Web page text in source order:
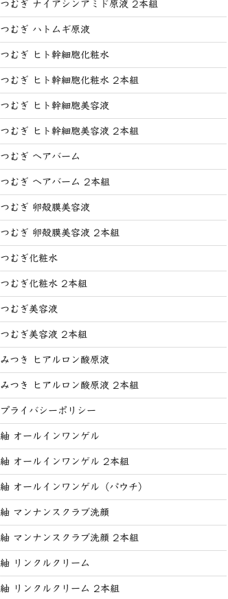
つむぎ ナイアシンアミド原液 2本組
つむぎ ハトムギ原液
つむぎ ヒト幹細胞化粧水
つむぎ ヒト幹細胞化粧水 2本組
つむぎ ヒト幹細胞美容液
つむぎ ヒト幹細胞美容液 2本組
つむぎ ヘアバーム
つむぎ ヘアバーム 2本組
つむぎ 卵殻膜美容液
つむぎ 卵殻膜美容液 2本組
つむぎ化粧水
つむぎ化粧水 2本組
つむぎ美容液
つむぎ美容液 2本組
みつき ヒアルロン酸原液
みつき ヒアルロン酸原液 2本組
プライバシーポリシー
紬 オールインワンゲル
紬 オールインワンゲル 2本組
紬 オールインワンゲル（パウチ）
紬 マンナンスクラブ洗顔
紬 マンナンスクラブ洗顔 2本組
紬 リンクルクリーム
紬 リンクルクリーム 2本組